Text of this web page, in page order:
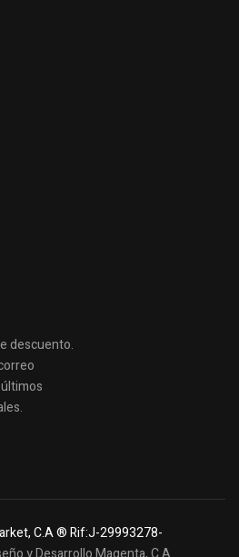
descuento.
C.A ® Rif:J-29993278-